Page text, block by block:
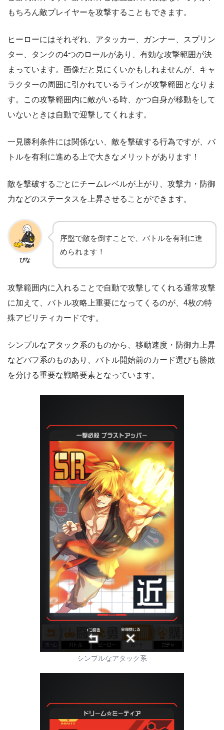
もちろん敵プレイヤーを攻撃することもできます。
ヒーローにはそれぞれ、アタッカー、ガンナー、スプリン
ター、タンクの4つのロールがあり、有効な攻撃範囲が決
まっています。画像だと見にくいかもしれませんが、キャ
ラクターの周囲に引かれているラインが攻撃範囲となりま
す。この攻撃範囲内に敵がいる時、かつ自身が移動をして
いないときは自動で迎撃してくれます。
一見勝利条件には関係ない、敵を撃破する行為ですが、バ
トルを有利に進める上で大きなメリットがあります！
敵を撃破するごとにチームレベルが上がり、攻撃力・防御
力などのステータスを上昇させることができます。
ぴな
序盤で敵を倒すことで、バトルを有利に進
められます！
攻撃範囲内に入れることで自動で攻撃してくれる通常攻撃
に加えて、バトル攻略上重要になってくるのが、4枚の特
殊アビリティカードです。
シンプルなアタック系のものから、移動速度・防御力上昇
などバフ系のものあり、バトル開始前のカード選びも勝敗
を分ける重要な戦略要素となっています。
シンプルなアタック系